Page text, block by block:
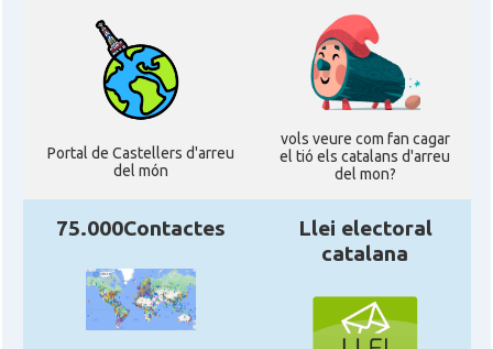
Portal de Castellers d'arreu
del món
vols veure com fan cagar
el tió els catalans d'arreu
del mon?
75.000Contactes
Llei electoral
catalana